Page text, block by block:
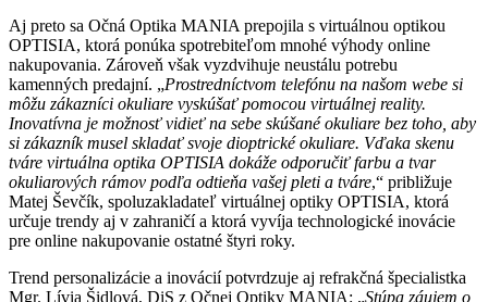
Aj preto sa Očná Optika MANIA prepojila s virtuálnou optikou
OPTISIA, ktorá ponúka spotrebiteľom mnohé výhody online
nakupovania. Zároveň však vyzdvihuje neustálu potrebu
kamenných predajní. „Prostredníctvom telefónu na našom webe si
môžu zákazníci okuliare vyskúšať pomocou virtuálnej reality.
Inovatívna je možnosť vidieť na sebe skúšané okuliare bez toho, aby
si zákazník musel skladať svoje dioptrické okuliare. Vďaka skenu
tváre virtuálna optika OPTISIA dokáže odporučiť farbu a tvar
okuliarových rámov podľa odtieňa vašej pleti a tváre,“ približuje
Matej Ševčík, spoluzakladateľ virtuálnej optiky OPTISIA, ktorá
určuje trendy aj v zahraničí a ktorá vyvíja technologické inovácie
pre online nakupovanie ostatné štyri roky.
Trend personalizácie a inovácií potvrdzuje aj refrakčná špecialistka
Mgr. Lívia Šidlová, DiS z Očnej Optiky MANIA: „Stúpa záujem o